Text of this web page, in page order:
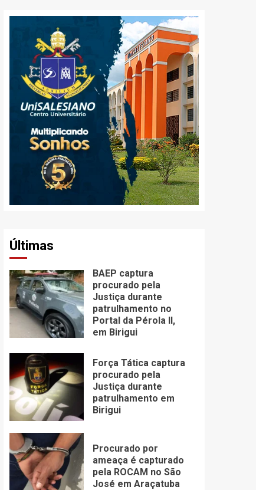
Últimas
BAEP captura
procurado pela
Justiça durante
patrulhamento no
Portal da Pérola ll,
em Birigui
Força Tática captura
procurado pela
Justiça durante
patrulhamento em
Birigui
Procurado por
ameaça é capturado
pela ROCAM no São
José em Araçatuba